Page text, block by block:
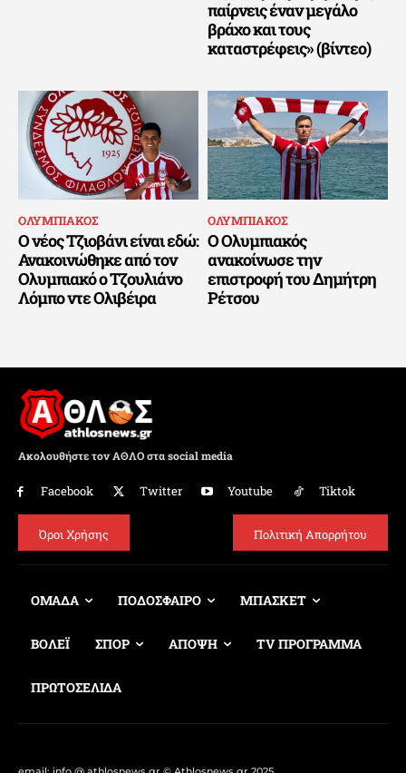
παίρνεις έναν μεγάλο
βράχο και τους
καταστρέφεις» (βίντεο)
ΟΛΥΜΠΙΑΚΟΣ
Ο νέος Τζιοβάνι είναι εδώ:
Ανακοινώθηκε από τον
Ολυμπιακό ο Τζουλιάνο
Λόμπο ντε Ολιβέιρα
ΟΛΥΜΠΙΑΚΟΣ
Ο Ολυμπιακός
ανακοίνωσε την
επιστροφή του Δημήτρη
Ρέτσου
Ακολουθήστε τον ΑΘΛΟ στα social media
Facebook Twitter Youtube Tiktok
Όροι Χρήσης Πολιτική Απορρήτου
ΟΜΑΔΑ ΠΟΔΟΣΦΑΙΡΟ ΜΠΑΣΚΕΤ
ΒΟΛΕΪ ΣΠΟΡ ΑΠΟΨΗ TV ΠΡΟΓΡΑΜΜΑ
ΠΡΩΤΟΣΕΛΙΔΑ